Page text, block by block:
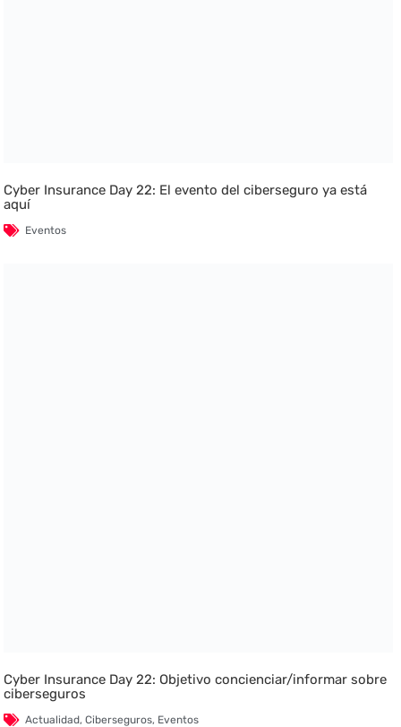
Cyber Insurance Day 22: El evento del ciberseguro ya está
aquí
Eventos
Cyber Insurance Day 22: Objetivo concienciar/informar sobre
ciberseguros
Actualidad,Ciberseguros, Eventos